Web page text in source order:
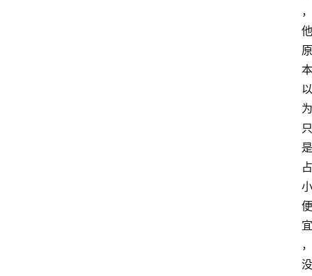
，
他
原
本
以
为
只
是
占
小
便
宜
，
没